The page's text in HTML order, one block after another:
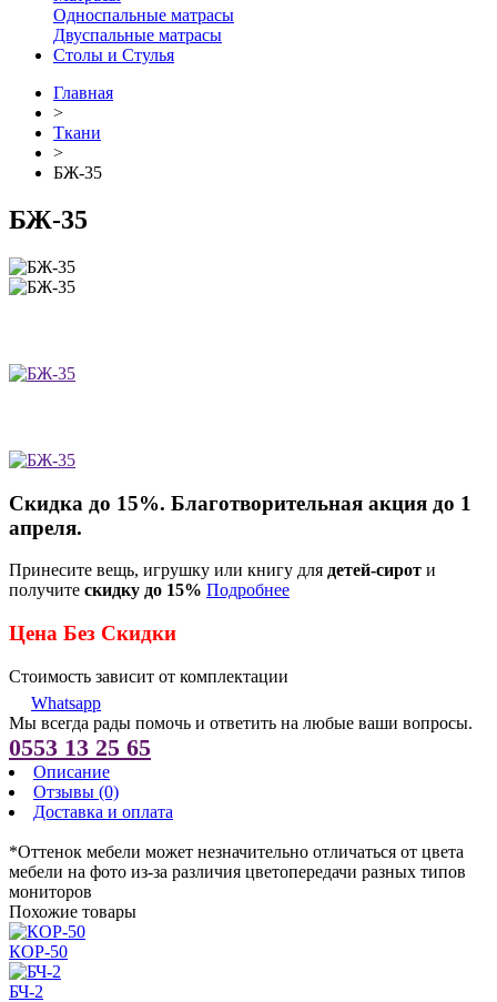
Односпальные матрасы
Двуспальные матрасы
Столы и Стулья
Главная
>
Ткани
>
БЖ-35
БЖ-35
Скидка до 15%. Благотворительная акция до 1
апреля.
Принесите вещь, игрушку или книгу для детей-сирот и
получите скидку до 15% Подробнее
Цена Без Скидки
Стоимость зависит от комплектации
Whatsapp
Мы всегда рады помочь и ответить на любые ваши вопросы.
0553 13 25 65
Описание
Отзывы (0)
Доставка и оплата
*Оттенок мебели может незначительно отличаться от цвета
мебели на фото из-за различия цветопередачи разных типов
мониторов
Похожие товары
КОР-50
БЧ-2